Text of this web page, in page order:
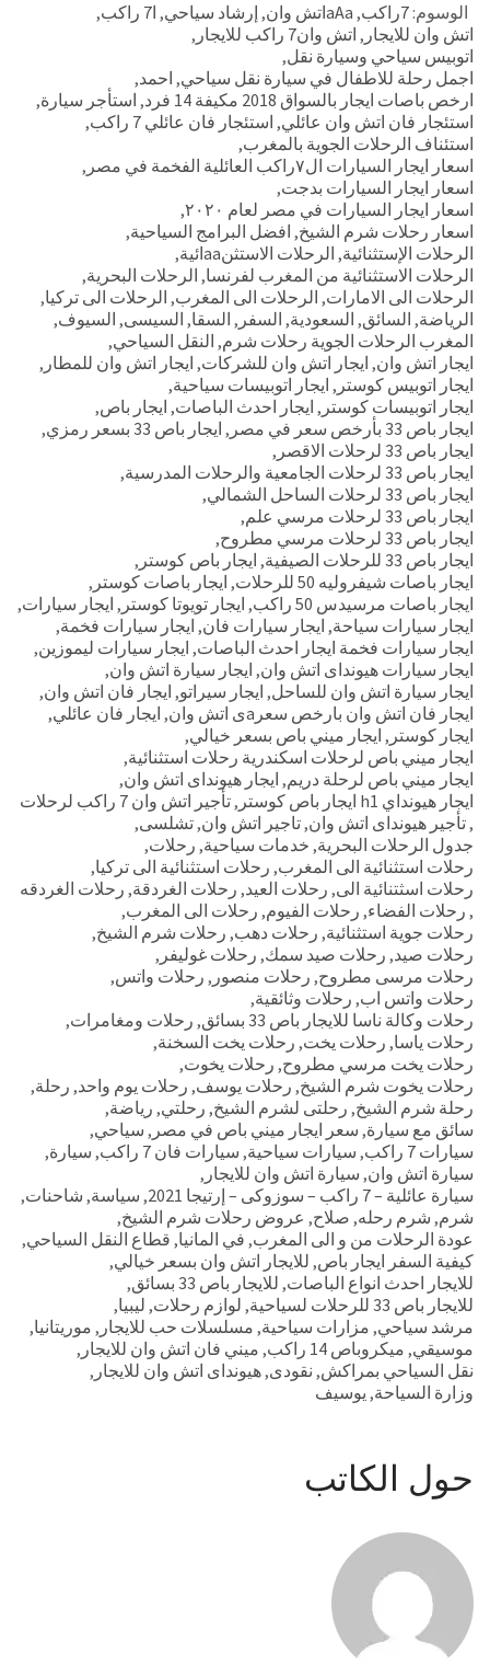
الوسوم: 7راكب , aAaاتش وان , إرشاد سياحي, ا7 راكب
,
اتش وان للايجار , اتش وان7 راكب للايجار
,
اتوبيس سياحي وسيارة نقل,
اجمل رحلة للاطفال في سيارة نقل سياحي, احمد,
ارخص باصات ايجار بالسواق 2018 مكيفة 14 فرد
, استأجر سيارة,
استئجار فان اتش وان عائلي, استئجار فان عائلي 7 راكب
,
استئناف الرحلات الجوية بالمغرب,
اسعار ايجار السيارات ال٧راكب العائلية الفخمة في مصر
,
اسعار ايجار السيارات بدجت,
اسعار ايجار السيارات في مصر لعام ٢٠٢٠
,
اسعار رحلات شرم الشيخ, افضل البرامج السياحية,
الرحلات الإستثنائية, الرحلات الاستثنaaائية
,
الرحلات الاستثنائية من المغرب لفرنسا, الرحلات البحرية,
الرحلات الى الامارات, الرحلات الى المغرب, الرحلات الى تركيا,
الرياضة, السائق, السعودية, السفر , السقا, السيسى, السيوف,
المغرب الرحلات الجوية رحلات شرم, النقل السياحي,
ايجار اتش وان, ايجار اتش وان للشركات, ايجار اتش وان للمطار ,
ايجار اتوبيس كوستر , ايجار اتوبيسات سياحية,
ايجار اتوبيسات كوستر , ايجار احدث الباصات, ايجار باص,
ايجار باص 33 بأرخص سعر في مصر
, ايجار باص 33 بسعر رمزي
,
ايجار باص 33 لرحلات الاقصر
,
ايجار باص 33 لرحلات الجامعية والرحلات المدرسية
,
ايجار باص 33 لرحلات الساحل الشمالي
,
ايجار باص 33 لرحلات مرسي علم
,
ايجار باص 33 لرحلات مرسي مطروح
,
ايجار باص 33 للرحلات الصيفية
, ايجار باص كوستر ,
ايجار باصات شيفروليه 50 للرحلات
, ايجار باصات كوستر ,
ايجار باصات مرسيدس 50 راكب
, ايجار تويوتا كوستر , ايجار سيارات,
ايجار سيارات سياحة, ايجار سيارات فان, ايجار سيارات فخمة,
ايجار سيارات فخمة ايجار احدث الباصات, ايجار سيارات ليموزين,
ايجار سيارات هيونداى اتش وان, ايجار سيارة اتش وان,
ايجار سيارة اتش وان للساحل, ايجار سيراتو, ايجار فان اتش وان,
ايجار فان اتش وان بارخص سعرaى اتش وان
, ايجار فان عائلي,
ايجار كوستر , ايجار ميني باص بسعر خيالي,
ايجار ميني باص لرحلات اسكندرية رحلات استثنائية,
ايجار ميني باص لرحلة دريم, ايجار هيونداى اتش وان,
ايجار هيونداي h1 ايجار باص كوستر
,تأجير اتش وان 7 راكب لرحلات
,تأجير هيونداى اتش وان,تاجير اتش وان,تشلسى,
جدول الرحلات البحرية, خدمات سياحية, رحلات,
رحلات استثنائية الى المغرب, رحلات استثنائية الى تركيا,
رحلات اسثتنائية الى, رحلات العيد, رحلات الغردقة, رحلات الغردقه
, رحلات الفضاء, رحلات الفيوم, رحلات الى المغرب,
رحلات جوية استثنائية, رحلات دهب, رحلات شرم الشيخ,
رحلات صيد, رحلات صيد سمك, رحلات غوليفر ,
رحلات مرسى مطروح, رحلات منصور , رحلات واتس,
رحلات واتس اب, رحلات وثائقية,
رحلات وكالة ناسا للايجار باص 33 بسائق
, رحلات ومغامرات,
رحلات ياسا, رحلات يخت, رحلات يخت السخنة,
رحلات يخت مرسي مطروح, رحلات يخوت,
رحلات يخوت شرم الشيخ, رحلات يوسف, رحلات يوم واحد, رحلة,
رحلة شرم الشيخ, رحلتى لشرم الشيخ, رحلتي, رياضة,
سائق مع سيارة, سعر ايجار ميني باص في مصر , سياحي,
سيارات 7 راكب
, سيارات سياحية, سيارات فان 7 راكب , سيارة,
سيارة اتش وان, سيارة اتش وان للايجار ,
سيارة عائلية – 7 راكب – سوزوكى – إرتيجا 2021
, سياسة, شاحنات,
شرم, شرم رحله, صلاح, عروض رحلات شرم الشيخ,
عودة الرحلات من و الى المغرب, في المانيا, قطاع النقل السياحي,
كيفية السفر ايجار باص, للايجار اتش وان بسعر خيالي,
للايجار احدث انواع الباصات, للايجار باص 33 بسائق
,
للايجار باص 33 للرحلات لسياحية
, لوازم رحلات, ليبيا,
مرشد سياحي, مزارات سياحية, مسلسلات حب للايجار , موريتانيا,
موسيقي, ميكروباص 14 راكب , ميني فان اتش وان للايجار ,
نقل السياحي بمراكش, نقودى,هيونداى اتش وان للايجار ,
وزارة السياحة, يوسيف
حول الكاتب